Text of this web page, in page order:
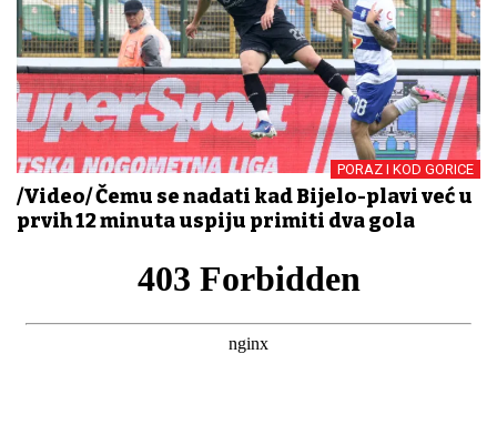
PORAZ I KOD GORICE
/Video/ Čemu se nadati kad Bijelo-plavi već u
prvih 12 minuta uspiju primiti dva gola